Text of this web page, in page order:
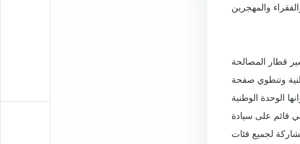
قطار المصالحة
وتنطوي صفحة
الوحدة الوطنية
قائم على سيادة
لجميع فئات